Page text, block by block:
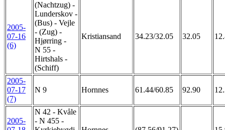
2005-
07-16
(6)
(Nachtzug) -
Lunderskov -
(Bus) - Vejle
- (Zug) -
Hjørring -
N 55 -
Hirtshals -
(Schiff)
Kristiansand 34.23/32.05 32.05
2005-
07-17
(7)
N 9 Hornnes 61.44/60.85 92.90
2005-
N 42 - Kvåle
- N 455 -